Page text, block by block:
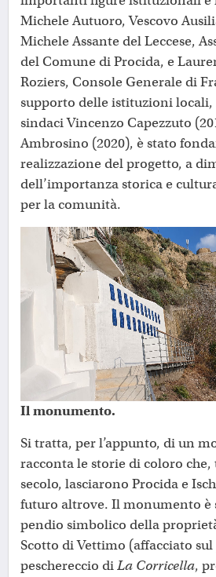
Michele Autuoro, Vescovo
Michele Assante del Leccese,
del Comune di Procida, e
Roziers, Console Generale di
supporto delle istituzioni locali,
sindaci Vincenzo Capezzuto
Ambrosino (2020), è stato
realizzazione del progetto, a
dell’importanza storica e
per la comunità.
Il monumento.
Si tratta, per l’appunto, di un
racconta le storie di coloro che,
secolo, lasciarono Procida e
futuro altrove. Il monumento è
pendio simbolico della
Scotto di Vettimo (affacciato
peschereccio diLa Corricella,